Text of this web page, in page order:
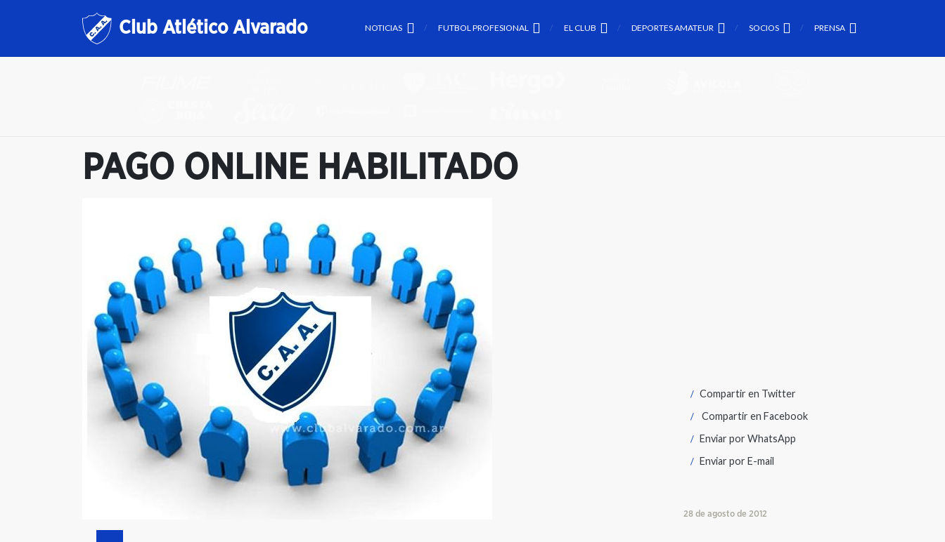
Club Atlético Alvarado NOTICIAS FUTBOL PROFESIONAL EL CLUB DEPORTES AMATEUR SOCIOS PRENSA
PAGO ONLINE HABILITADO
Compartir en Twitter
Compartir en Facebook
Enviar porWhatsApp
Enviar porE-mail
28 de agosto de 2012